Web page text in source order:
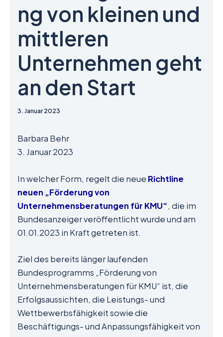
ng von kleinen und
mittleren
Unternehmen geht
an den Start
3. Januar 2023
Barbara Behr
3. Januar 2023
In welcher Form, regelt die neue Richtline
neuen „Förderung von
Unternehmensberatungen für KMU“, die im
Bundesanzeiger veröffentlicht wurde und am
01.01.2023 in Kraft getreten ist.
Ziel des bereits länger laufenden
Bundesprogramms „Förderung von
Unternehmensberatungen für KMU“ ist, die
Erfolgsaussichten, die Leistungs- und
Wettbewerbsfähigkeit sowie die
Beschäftigungs- und Anpassungsfähigkeit von